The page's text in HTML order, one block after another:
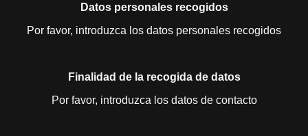
Datos personales recogidos
Por favor, introduzca los datos personales recogidos
Finalidad de la recogida de datos
Por favor, introduzca los datos de contacto